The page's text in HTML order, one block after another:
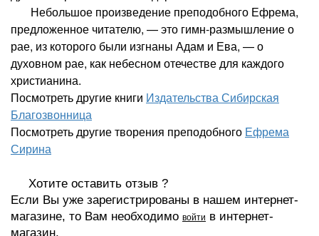
Небольшое произведение преподобного Ефрема,
предложенное читателю, — это гимн-размышление о
рае, из которого были изгнаны Адам и Ева, — о
духовном рае, как небесном отечестве для каждого
христианина.
Посмотреть другие книги Издательства Сибирская
Благозвонница
Посмотреть другие творения преподобного Ефрема
Сирина
Хотите оставить отзыв ?
Если Вы уже зарегистрированы в нашем интернет-
магазине, то Вам необходимо войти в интернет-
магазин,